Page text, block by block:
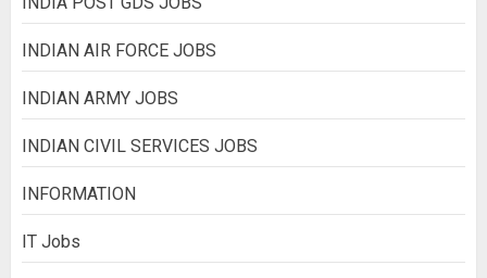
INDIAN AIR FORCE JOBS
INDIAN ARMY JOBS
INDIAN CIVIL SERVICES JOBS
INFORMATION
IT Jobs